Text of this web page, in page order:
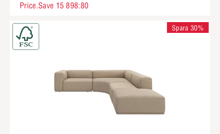
Price.Save 15 898:80
Spara 30%